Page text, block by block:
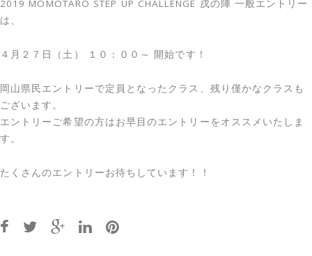
2019 MOMOTARO STEP UP CHALLENGE 戌の陣 一般エントリー
は、
４月２７日（土） １０：００～ 開始です！
岡山県民エントリーで定員となったクラス、残り僅かなクラスも
ございます。
エントリーご希望の方はお早目のエントリーをオススメいたしま
す。
たくさんのエントリーお待ちしています！！